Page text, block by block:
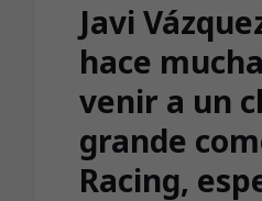
Javi
hace
venir a un
grande
Racing,